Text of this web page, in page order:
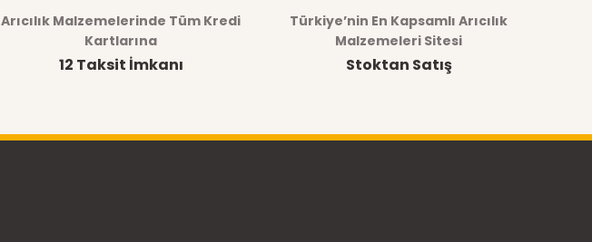
Arıcılık Malzemelerinde Tüm Kredi
Kartlarına
12 Taksit İmkanı
Türkiye’nin En Kapsamlı Arıcılık
Malzemeleri Sitesi
Stoktan Satış